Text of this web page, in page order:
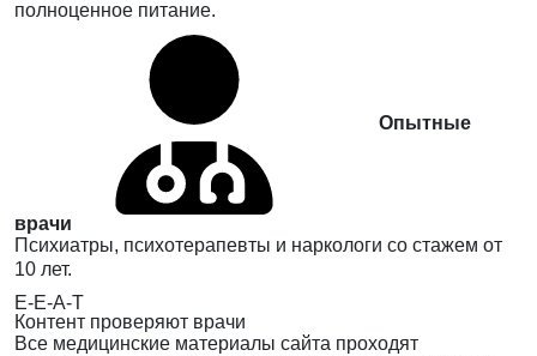
полноценное питание.
Опытные
врачи
Психиатры, психотерапевты и наркологи со стажем от
10 лет.
E-E-A-T
Контент проверяют врачи
Все медицинские материалы сайта проходят